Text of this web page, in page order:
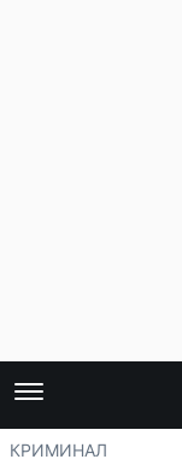
КРИМИНАЛ